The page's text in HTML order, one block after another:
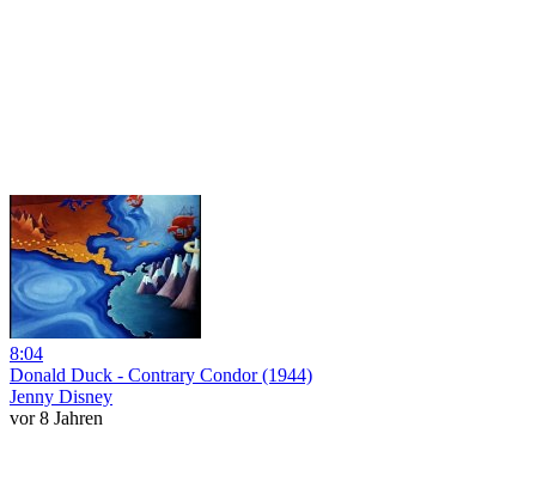
8:04
Donald Duck - Contrary Condor (1944)
Jenny Disney
vor 8 Jahren